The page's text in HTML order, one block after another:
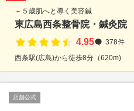
－５歳肌へと導く美容鍼
東広島西条整骨院・鍼灸院
4.95
378件
西条駅(広島)から徒歩8分（620m)
店舗公式